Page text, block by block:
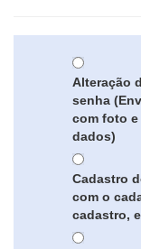
Alteração
senha
com foto e
dados)
Cadastro
com o
cadastro,